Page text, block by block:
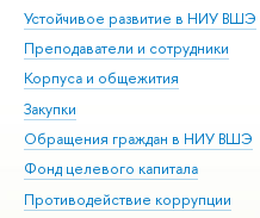
Устойчивое развитие в НИУ ВШЭ
Преподаватели и сотрудники
Корпуса и общежития
Закупки
Обращения граждан в НИУ ВШЭ
Фонд целевого капитала
Противодействие коррупции